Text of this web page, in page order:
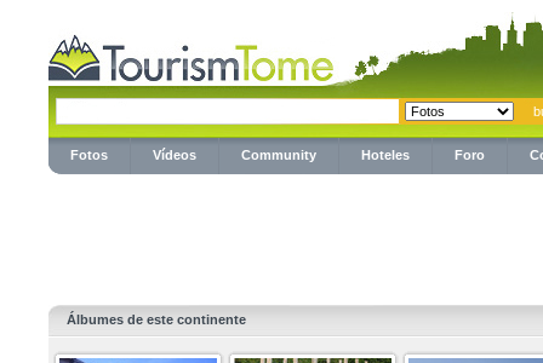
Fotos Vídeos Community Hoteles Foro
Álbumes de este continente